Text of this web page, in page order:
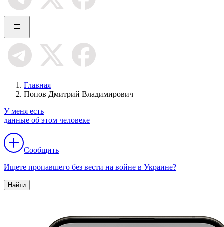
Главная
Попов Дмитрий Владимирович
У меня есть
данные об этом человеке
Сообщить
Ищете пропавшего без вести на войне в Украине?
Найти